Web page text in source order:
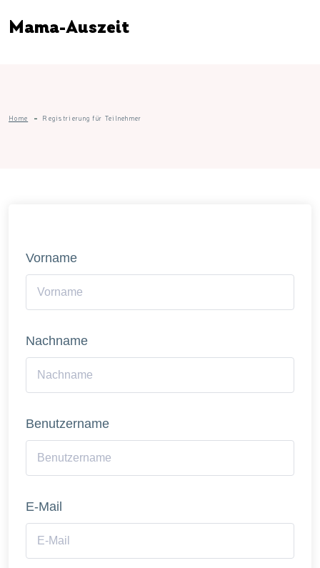
Mama-Auszeit
Home Registrierung für Teilnehmer
Vorname
Nachname
Benutzername
E-Mail